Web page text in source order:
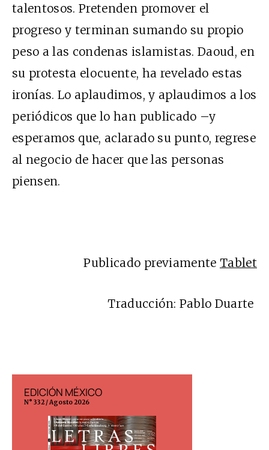
talentosos. Pretenden promover el
progreso y terminan sumando su propio
peso a las condenas islamistas. Daoud, en
su protesta elocuente, ha revelado estas
ironías. Lo aplaudimos, y aplaudimos a los
periódicos que lo han publicado –y
esperamos que, aclarado su punto, regrese
al negocio de hacer que las personas
piensen.
Publicado previamente Tablet
Traducción: Pablo Duarte
EDICIÓN MÉXICO
N° 332 / Agosto 2026